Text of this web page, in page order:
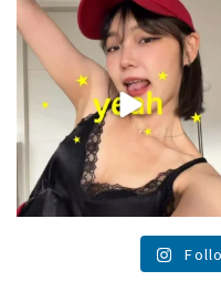
summer outfit⋆.˚✮🎧✮˚.⋆
夏日穿搭最需要單品！...
755 43